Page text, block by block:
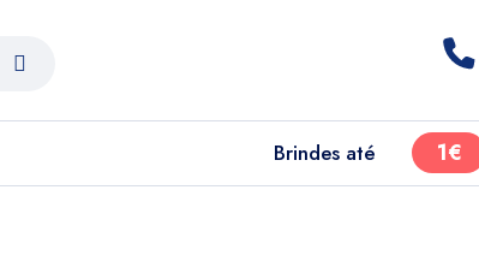
Brindes até 1€